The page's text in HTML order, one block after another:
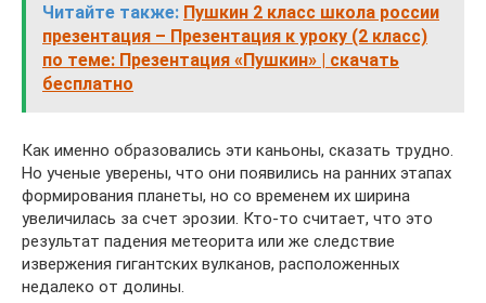
Читайте также: Пушкин 2 класс школа россии
презентация – Презентация к уроку (2 класс)
по теме: Презентация «Пушкин» | скачать
бесплатно
Как именно образовались эти каньоны, сказать трудно.
Но ученые уверены, что они появились на ранних этапах
формирования планеты, но со временем их ширина
увеличилась за счет эрозии. Кто-то считает, что это
результат падения метеорита или же следствие
извержения гигантских вулканов, расположенных
недалеко от долины.